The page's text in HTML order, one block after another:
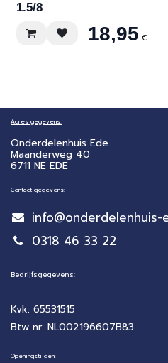
1.5/8
18,95 €
Adres gegevens:
Onderdelenhuis Ede
Maanderweg 40
6711 NE EDE
Contact gegevens:
info@onderdelenhuis-
0318 46 33 22
Bedrijfsgegevens:
Kvk: 65531515
Btw nr: NL002196607B83
Openingstijden: